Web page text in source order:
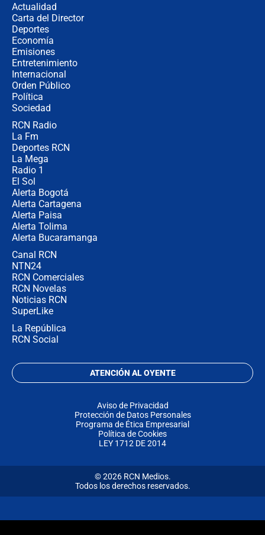
Actualidad
Carta del Director
Deportes
Economía
Emisiones
Entretenimiento
Internacional
Orden Público
Política
Sociedad
RCN Radio
La Fm
Deportes RCN
La Mega
Radio 1
El Sol
Alerta Bogotá
Alerta Cartagena
Alerta Paisa
Alerta Tolima
Alerta Bucaramanga
Canal RCN
NTN24
RCN Comerciales
RCN Novelas
Noticias RCN
SuperLike
La República
RCN Social
ATENCIÓN AL OYENTE
Aviso de Privacidad
Protección de Datos Personales
Programa de Ética Empresarial
Política de Cookies
LEY 1712 DE 2014
© 2026 RCN Medios.
Todos los derechos reservados.